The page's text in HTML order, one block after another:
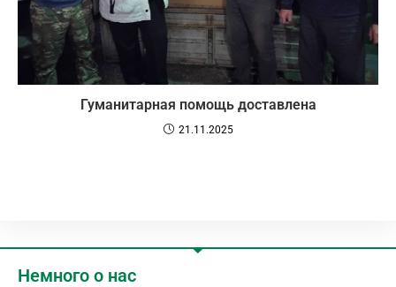
Гуманитарная помощь доставлена
21.11.2025
Немного о нас